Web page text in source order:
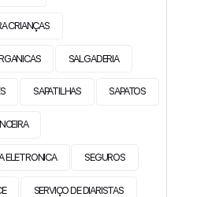
CRIANÇAS
SALGADERIA
SAPATILHAS SAPATOS
ELETRONICA SEGUROS
SERVIÇO DE DIARISTAS